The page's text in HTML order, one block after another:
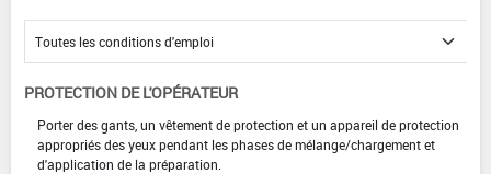
PROTECTION DE L'OPÉRATEUR
Porter des gants, un vêtement de protection et un appareil de protection
appropriés des yeux pendant les phases de mélange/chargement et
d'application de la préparation.